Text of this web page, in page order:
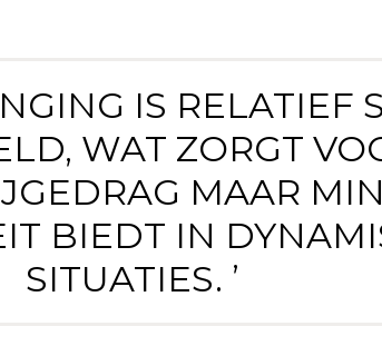
IS RELATIEF
WAT ZORGT
MAAR
BIEDT IN
SITUATIES. ’